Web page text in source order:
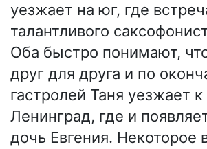
уезжает на юг, где
талантливого
Оба быстро понимают,
друг для друга и по
гастролей Таня уезжает
Ленинград, где и
дочь Евгения. Некоторое